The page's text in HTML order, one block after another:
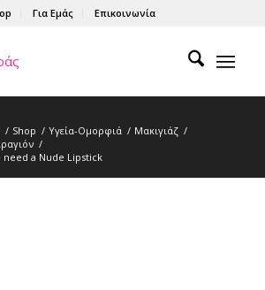
Για Εμάς Επικοινωνία
/ Shop / Υγεία-Ομορφιά / Μακιγιάζ /
/
need a Nude Lipstick